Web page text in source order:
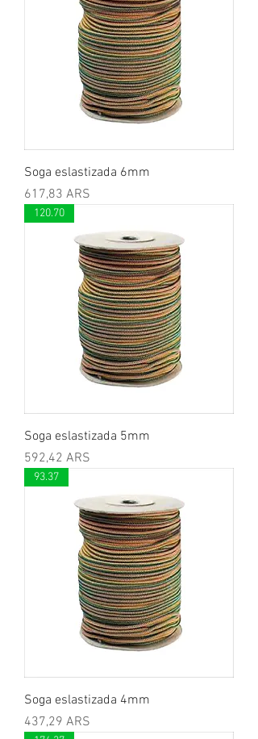
Soga eslastizada 6mm
Preis
617,83 ARS
120.70
Soga eslastizada 5mm
Preis
592,42 ARS
93.37
Soga eslastizada 4mm
Preis
437,29 ARS